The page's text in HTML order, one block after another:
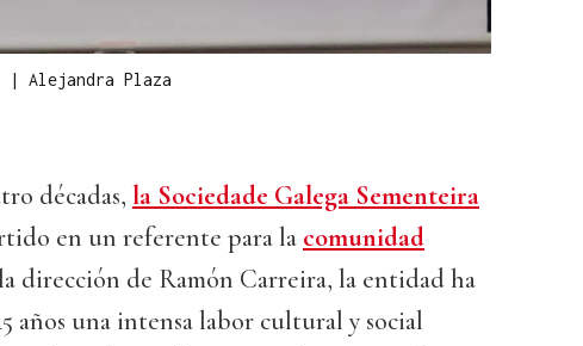
| Alejandra Plaza
décadas, la Sociedade Galega Sementeira
en un referente para la comunidad
dirección de Ramón Carreira, la entidad ha
años una intensa labor cultural y social